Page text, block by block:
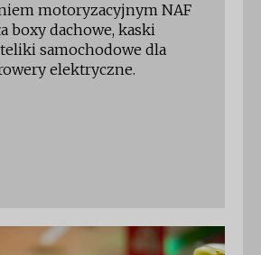
motoryzacyjnym NAF
boxy dachowe, kaski
samochodowe dla
elektryczne.